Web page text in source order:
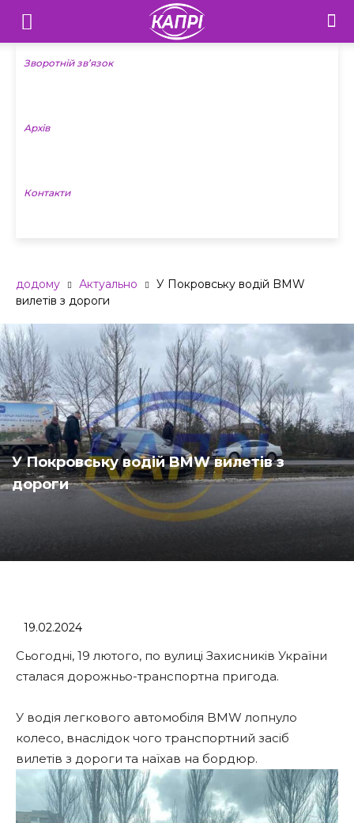
Телебачення
«Капрі»
Новини
Зворотній зв’язок
Архів
Контакти
додому Актуально
У Покровську водій BMW
вилетів з дороги
У Покровську водій BMW вилетів з
дороги
19.02.2024
Сьогодні, 19 лютого, по вулиці Захисників України
сталася дорожньо-транспортна пригода.
У водія легкового автомобіля BMW лопнуло
колесо, внаслідок чого транспортний засіб
вилетів з дороги та наїхав на бордюр.